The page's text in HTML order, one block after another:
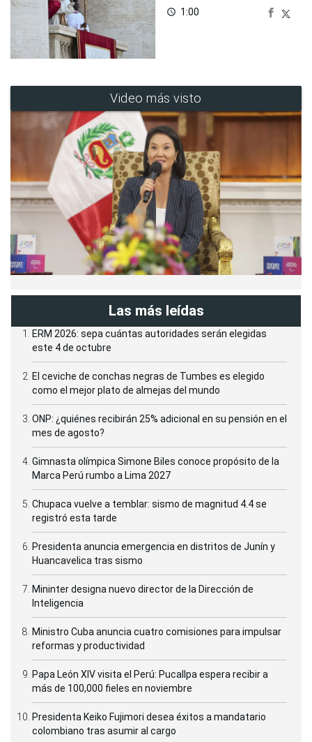
access_time 1:00
Video más visto
Las más leídas
ERM 2026: sepa cuántas autoridades serán elegidas
este 4 de octubre
El ceviche de conchas negras de Tumbes es elegido
como el mejor plato de almejas del mundo
ONP: ¿quiénes recibirán 25% adicional en su pensión en el
mes de agosto?
Gimnasta olímpica Simone Biles conoce propósito de la
Marca Perú rumbo a Lima 2027
Chupaca vuelve a temblar: sismo de magnitud 4.4 se
registró esta tarde
Presidenta anuncia emergencia en distritos de Junín y
Huancavelica tras sismo
Mininter designa nuevo director de la Dirección de
Inteligencia
Ministro Cuba anuncia cuatro comisiones para impulsar
reformas y productividad
Papa León XIV visita el Perú: Pucallpa espera recibir a
más de 100,000 fieles en noviembre
Presidenta Keiko Fujimori desea éxitos a mandatario
colombiano tras asumir al cargo